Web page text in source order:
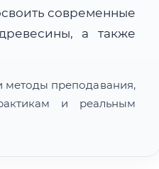
современные
а также
методы преподавания,
и реальным